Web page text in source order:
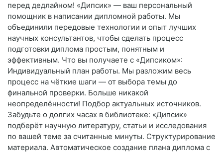
перед дедлайном! «Дипсик» — ваш персональный
помощник в написании дипломной работы. Мы
объединили передовые технологии и опыт лучших
научных консультантов, чтобы сделать процесс
подготовки диплома простым, понятным и
эффективным. Что вы получаете с «Дипсиком»:
Индивидуальный план работы. Мы разложим весь
процесс на чёткие шаги — от выбора темы до
финальной проверки. Больше никакой
неопределённости! Подбор актуальных источников.
Забудьте о долгих часах в библиотеке: «Дипсик»
подберёт научную литературу, статьи и исследования
по вашей теме за считанные минуты. Структурирование
материала. Автоматическое создание плана диплома с